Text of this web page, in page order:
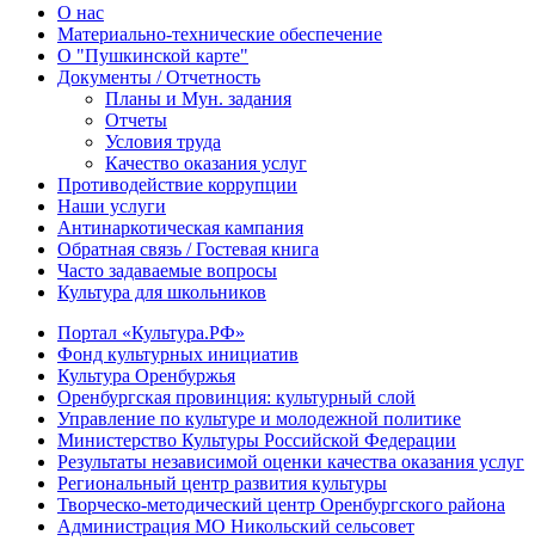
О нас
Материально-технические обеспечение
О "Пушкинской карте"
Документы / Отчетность
Планы и Мун. задания
Отчеты
Условия труда
Качество оказания услуг
Противодействие коррупции
Наши услуги
Антинаркотическая кампания
Обратная связь / Гостевая книга
Часто задаваемые вопросы
Культура для школьников
Портал «Культура.РФ»
Фонд культурных инициатив
Культура Оренбуржья
Оренбургская провинция: культурный слой
Управление по культуре и молодежной политике
Министерство Культуры Российской Федерации
Результаты независимой оценки качества оказания услуг
Региональный центр развития культуры
Творческо-методический центр Оренбургского района
Администрация МО Никольский сельсовет